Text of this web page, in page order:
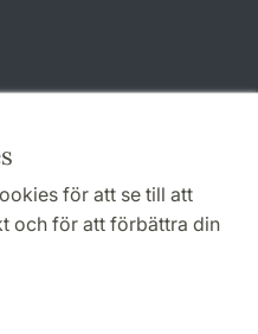
för att se till att
och för att förbättra din